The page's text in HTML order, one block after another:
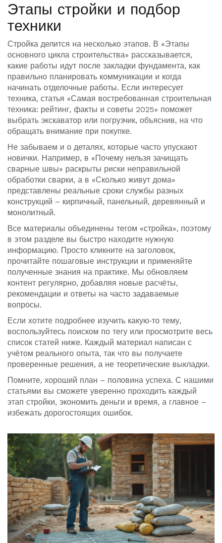
Этапы стройки и подбор
техники
Стройка делится на несколько этапов. В «Этапы
основного цикла строительства» рассказывается,
какие работы идут после закладки фундамента, как
правильно планировать коммуникации и когда
начинать отделочные работы. Если интересует
техника, статья «Самая востребованная строительная
техника: рейтинг, факты и советы 2025» поможет
выбрать экскаватор или погрузчик, объяснив, на что
обращать внимание при покупке.
Не забываем и о деталях, которые часто упускают
новички. Например, в «Почему нельзя зачищать
сварные швы» раскрыты риски неправильной
обработки сварки, а в «Сколько живут дома»
представлены реальные сроки службы разных
конструкций – кирпичный, панельный, деревянный и
монолитный.
Все материалы объединены тегом «стройка», поэтому
в этом разделе вы быстро находите нужную
информацию. Просто кликните на заголовок,
прочитайте пошаговые инструкции и применяйте
полученные знания на практике. Мы обновляем
контент регулярно, добавляя новые расчёты,
рекомендации и ответы на часто задаваемые
вопросы.
Если хотите подробнее изучить какую‑то тему,
воспользуйтесь поиском по тегу или просмотрите весь
список статей ниже. Каждый материал написан с
учётом реального опыта, так что вы получаете
проверенные решения, а не теоретические выкладки.
Помните, хороший план – половина успеха. С нашими
статьями вы сможете уверенно проходить каждый
этап стройки, экономить деньги и время, а главное –
избежать дорогостоящих ошибок.